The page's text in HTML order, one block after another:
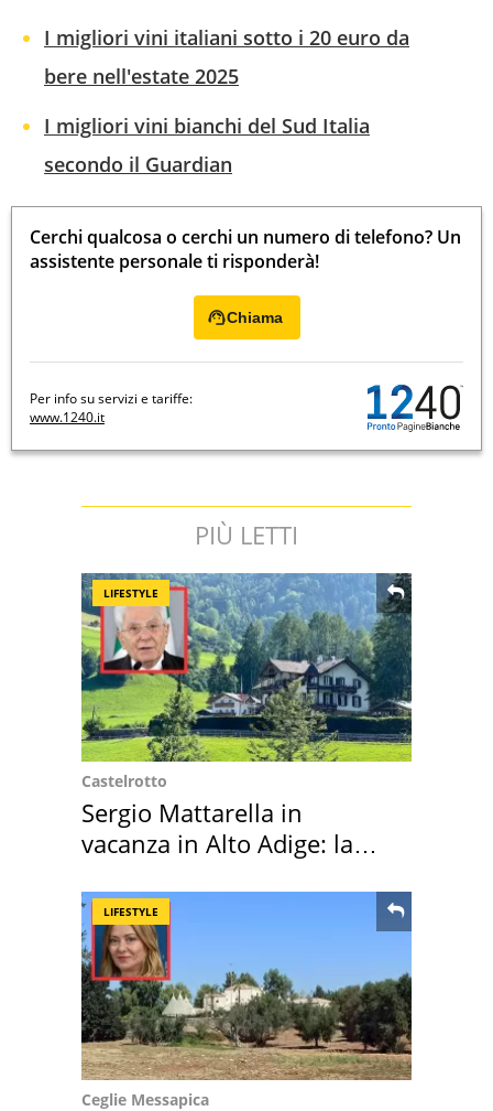
I migliori vini italiani sotto i 20 euro da
bere nell'estate 2025
I migliori vini bianchi del Sud Italia
secondo il Guardian
Cerchi qualcosa o cerchi un numero di telefono? Un
assistente personale ti risponderà!
Chiama
Per info su servizi e tariffe:
www.1240.it
PIÙ LETTI
LIFESTYLE
Castelrotto
Sergio Mattarella in
vacanza in Alto Adige: la
LIFESTYLE
Ceglie Messapica